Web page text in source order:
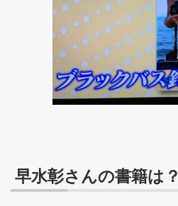
早水彰さんの書籍は？